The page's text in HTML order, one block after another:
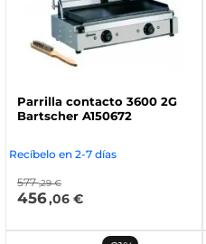
Parrilla contacto 3600 2G
Bartscher A150672
Recíbelo en 2-7 días
577 ,29 €
456,06 €